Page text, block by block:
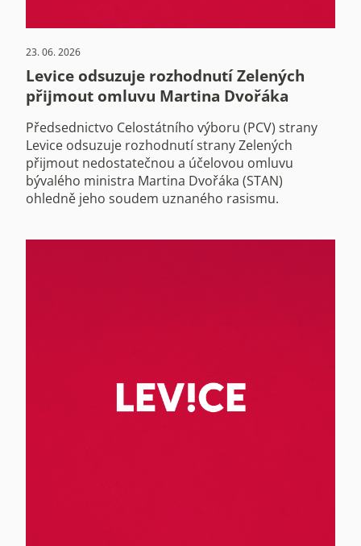
23. 06. 2026
Levice odsuzuje rozhodnutí Zelených
přijmout omluvu Martina Dvořáka
Předsednictvo Celostátního výboru (PCV) strany
Levice odsuzuje rozhodnutí strany Zelených
přijmout nedostatečnou a účelovou omluvu
bývalého ministra Martina Dvořáka (STAN)
ohledně jeho soudem uznaného rasismu.